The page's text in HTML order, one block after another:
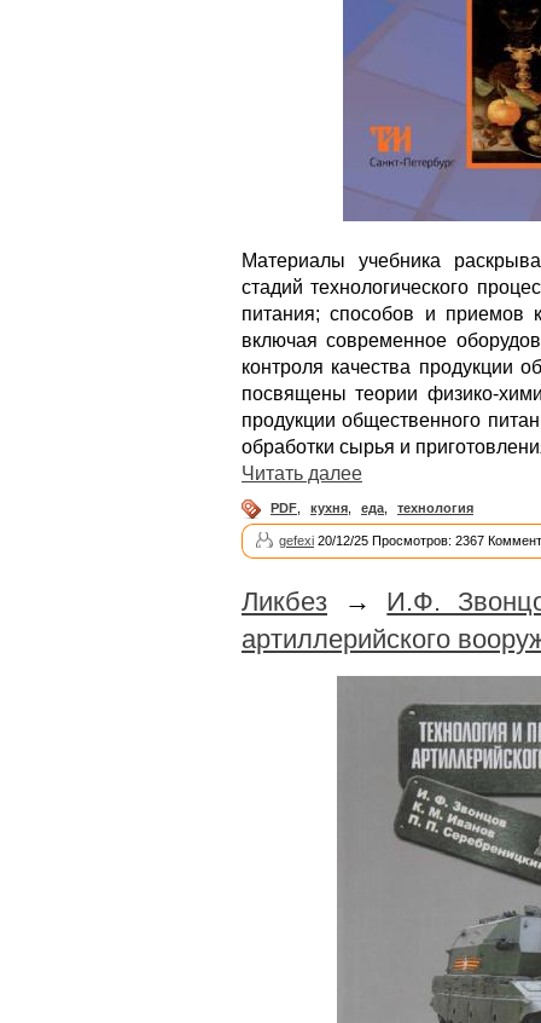
Материалы учебника
стадий технологического
питания; способов и приемов
включая современное
контроля качества продукции
посвящены теории физико-
продукции общественного
обработки сырья и
Читать далее
PDF кухня еда технология
gefexi 20/12/25 Просмотров: 2367
Ликбез → И.Ф.
артиллерийского